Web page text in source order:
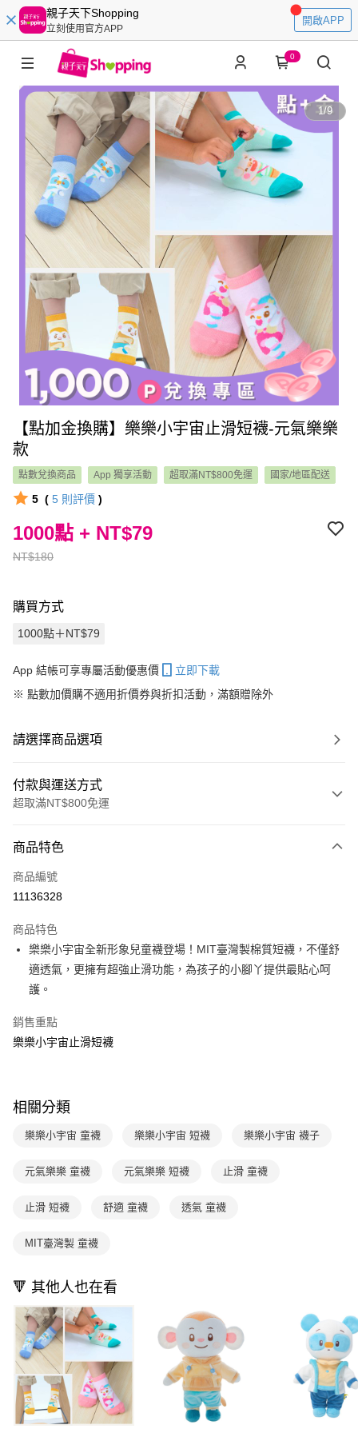
親子天下Shopping
立刻使用官方APP
開啟APP
0
1/9
【點加金換購】樂樂小宇宙止滑短襪-元氣樂樂
款
點數兌換商品 App 獨享活動 超取滿NT$800免運 國家/地區配送
5 ( 5 則評價 )
NT$180
1000點 + NT$79
購買方式
1000點＋NT$79
App 結帳可享專屬活動優惠價
立即下載
※ 點數加價購不適用折價券與折扣活動，滿額贈除外
請選擇商品選項
付款與運送方式
超取滿NT$800免運
信用卡一次付款
LINE Pay
大哥付你分期
相關說明
【大哥付你分期使用說明】
1.本服務由台灣大哥大提供，台灣大哥大用戶可立即使用無須另外申請。
流程，驗證手機門號後，選擇欲分期的期數、繳款截止日，確認付款後即完
成交易。
法說明評估內容。
【繳款方式說明】
醒簡訊。
帳／街口支付／iPASS MONEY」等通路繳費。
1.本服務係由「台灣大哥大股份有限公司」（以下簡稱本公司）所提供，讓
買賣價金債權讓與本公司後，依約使用本公司帳單繳交帳款。
由本公司與您本人進行分期帳單所需資料之確認、核對及更正。
AFTEE先享後付
相關說明
AFTEE先享後付是「在收到商品之後才付款」的支付方式。 讓您購物簡單
３．安心：先確認商品／服務後，再付款。
【「AFTEE先享後付」結帳流程】
２．訂單成立數日內，您將收到繳費通知簡訊。
ATM／網路銀行／等多元方式進行付款，方視為交易完成。
後付繳納相關費用。
是否繳費成功／繳費後需取消欲退款等相關疑問，請聯繫「AFTEE先享後付
客戶支援中心」https://netprotections.freshdesk.com/support/home
【注意事項】
１．透過由恩沛科技股份有限公司提供之「AFTEE先享後付」服務完成之交
易，需依本服務之必要範圍內提供個人資料，並將交易相關給付款項請求債
權轉讓予恩沛科技股份有限公司。
２．關於個人資料處理事宜，請瀏覽以下網址：
https://aftee.tw/terms/#terms3
３．未成年的使用者請事先徵得法定代理人或監護人之同意方可使用
「AFTEE先享後付」，若未經同意申辦者引起之損失，本公司不負相關責
ATM付款
付款後全家取貨
每筆NT$70，滿NT$800(含以上)免運費
國內宅配/郵寄 (不適用離島、海外及郵局i郵箱)
每筆NT$200
海外包裹航空運送 查看運費
商品特色
商品編號
11136328
商品特色
樂樂小宇宙全新形象兒童襪登場！MIT臺灣製棉質短襪，不僅舒
適透氣，更擁有超強止滑功能，為孩子的小腳丫提供最貼心呵
護。
銷售重點
樂樂小宇宙止滑短襪
相關分類
樂樂小宇宙 童襪 樂樂小宇宙 短襪 樂樂小宇宙 襪子
元氣樂樂 童襪 元氣樂樂 短襪 止滑 童襪
止滑 短襪 舒適 童襪 透氣 童襪
MIT臺灣製 童襪
🔻 其他人也在看